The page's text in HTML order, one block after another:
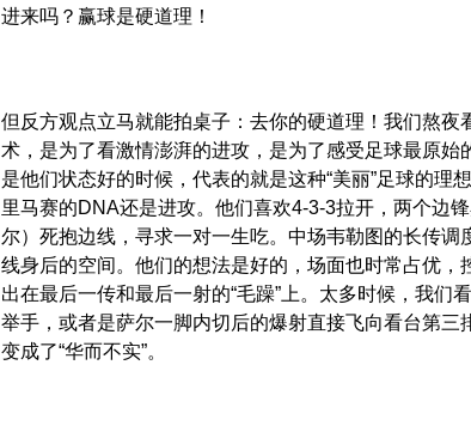
进来吗？赢球是硬道理！
但反方观点立马就能拍桌子：去你的硬道理！我们熬夜
术，是为了看激情澎湃的进攻，是为了感受足球最原
是他们状态好的时候，代表的就是这种“美丽”足球的理
里马赛的DNA还是进攻。他们喜欢4-3-3拉开，两个边
尔）死抱边线，寻求一对一生吃。中场韦勒图的长传
线身后的空间。他们的想法是好的，场面也时常占优，
出在最后一传和最后一射的“毛躁”上。太多时候，我们
举手，或者是萨尔一脚内切后的爆射直接飞向看台第三
变成了“华而不实”。